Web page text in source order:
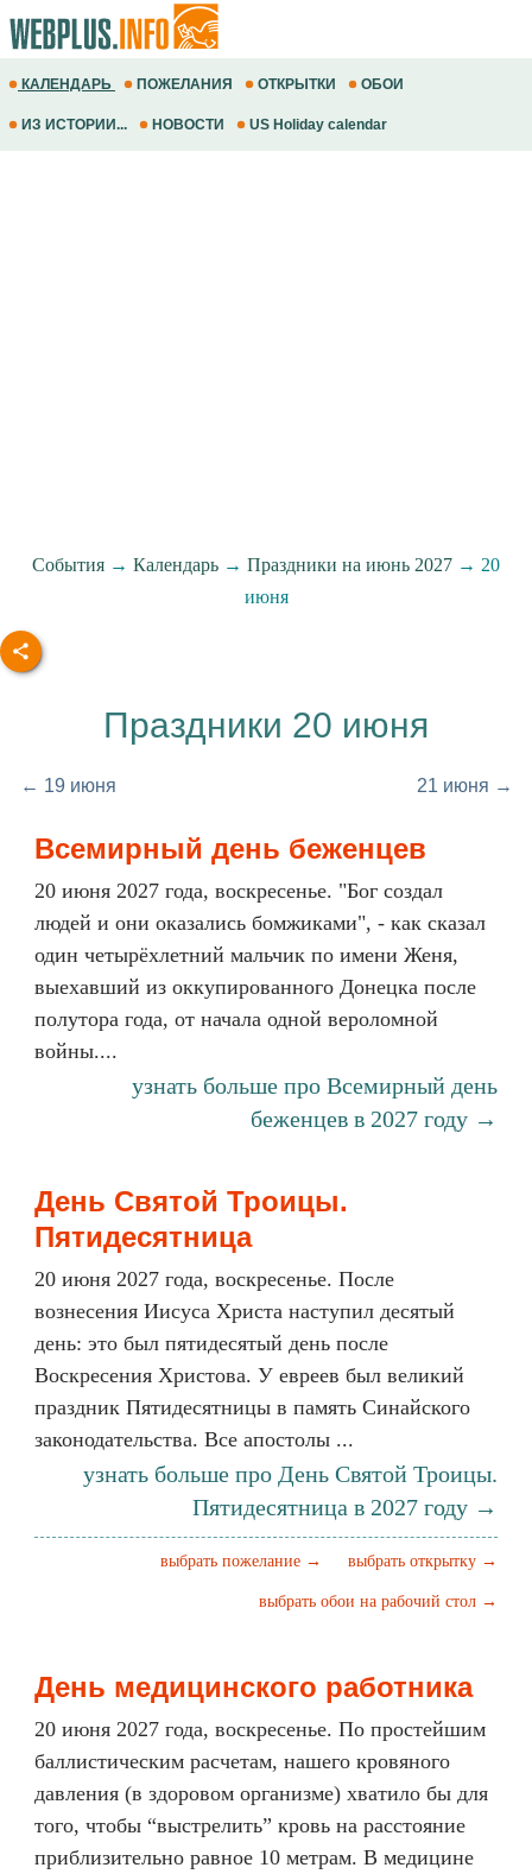
КАЛЕНДАРЬ ПОЖЕЛАНИЯ ОТКРЫТКИ ОБОИ
ИЗ ИСТОРИИ... НОВОСТИ US Holiday calendar
События → Календарь → Праздники на июнь 2027 → 20
июня
Праздники 20 июня
← 19 июня 21 июня →
Всемирный день беженцев
20 июня 2027 года, воскресенье. "Бог создал
людей и они оказались бомжиками", - как сказал
один четырёхлетний мальчик по имени Женя,
выехавший из оккупированного Донецка после
полутора года, от начала одной вероломной
войны....
узнать больше про Всемирный день
беженцев в 2027 году →
День Святой Троицы.
Пятидесятница
20 июня 2027 года, воскресенье. После
вознесения Иисуса Христа наступил десятый
день: это был пятидесятый день после
Воскресения Христова. У евреев был великий
праздник Пятидесятницы в память Синайского
законодательства. Все апостолы ...
узнать больше про День Святой Троицы.
Пятидесятница в 2027 году →
выбрать открытку →
выбрать пожелание →
выбрать обои на рабочий стол →
День медицинского работника
20 июня 2027 года, воскресенье. По простейшим
баллистическим расчетам, нашего кровяного
давления (в здоровом организме) хватило бы для
того, чтобы “выстрелить” кровь на расстояние
приблизительно равное 10 метрам. В медицине